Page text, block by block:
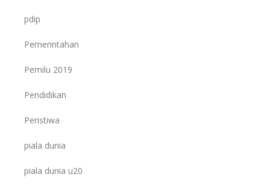
pdip
Pemerintahan
Pemilu 2019
Pendidikan
Peristiwa
piala dunia
piala dunia u20